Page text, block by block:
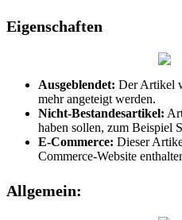
Eigenschaften
Ausgeblendet: Der Artikel
mehr angeteigt werden.
Nicht-Bestandesartikel:
haben sollen, zum Beispiel
E-Commerce: Dieser
Commerce-Website
Allgemein: